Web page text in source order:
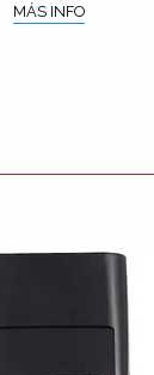
MÁS INFO